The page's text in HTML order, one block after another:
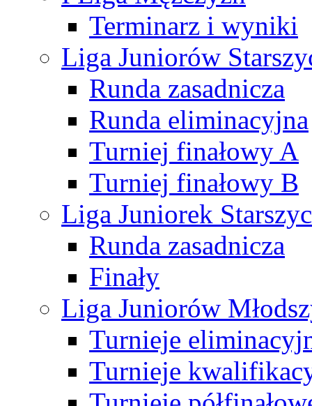
Terminarz i wyniki
Liga Juniorów
Runda zasadnicza
Runda eliminacyjna
Turniej finałowy A
Turniej finałowy B
Liga Juniorek
Runda zasadnicza
Finały
Liga Juniorów
Turnieje
Turnieje